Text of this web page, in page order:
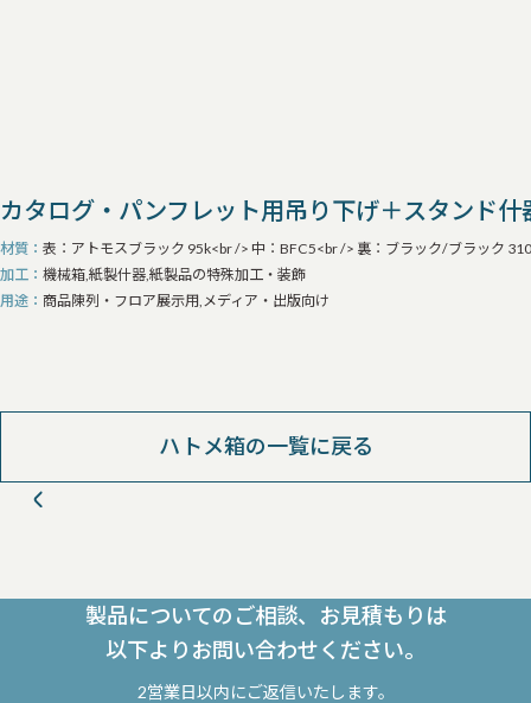
カタログ・パンフレット用吊り下げ＋スタンド
材質
表：アトモスブラック 95k<br /> 中：BFC5<br /> 裏：ブラック/ブラック
加工
機械箱,紙製什器,紙製品の特殊加工・装飾
用途
商品陳列・フロア展示用,メディア・出版向け
ハトメ箱の一覧に戻る
製品についてのご相談、お見積もりは
以下よりお問い合わせください。
2営業日以内にご返信いたします。